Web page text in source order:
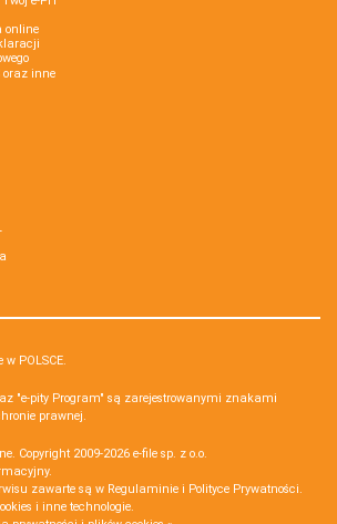
online
oraz inne
POLSCE.
"e-pity Program" są zarejestrowanymi znakami
prawnej.
Copyright 2009-2026 e-file sp. z o.o.
zawarte są w Regulaminie i Polityce Prywatności.
i inne technologie.